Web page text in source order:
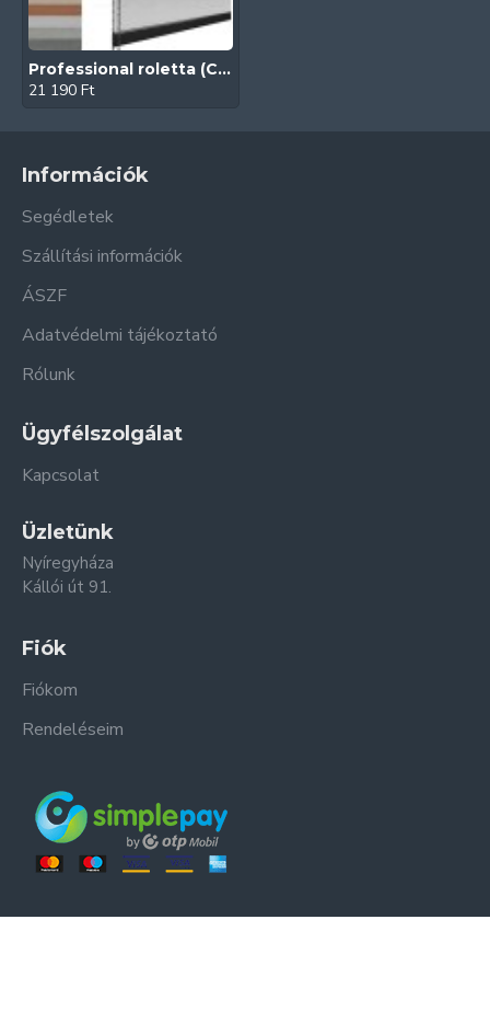
Professional roletta (Concerto)
21 190 Ft
Információk
Segédletek
Szállítási információk
ÁSZF
Adatvédelmi tájékoztató
Rólunk
Ügyfélszolgálat
Kapcsolat
Üzletünk
Nyíregyháza
Kállói út 91.
Fiók
Fiókom
Rendeléseim